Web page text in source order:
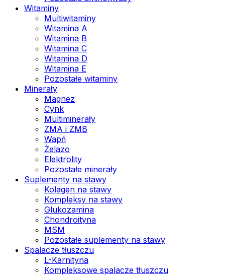
Witaminy
Multiwitaminy
Witamina A
Witamina B
Witamina C
Witamina D
Witamina E
Pozostałe witaminy
Minerały
Magnez
Cynk
Multiminerały
ZMA i ZMB
Wapń
Żelazo
Elektrolity
Pozostałe minerały
Suplementy na stawy
Kolagen na stawy
Kompleksy na stawy
Glukozamina
Chondroityna
MSM
Pozostałe suplementy na stawy
Spalacze tłuszczu
L-Karnityna
Kompleksowe spalacze tłuszczu